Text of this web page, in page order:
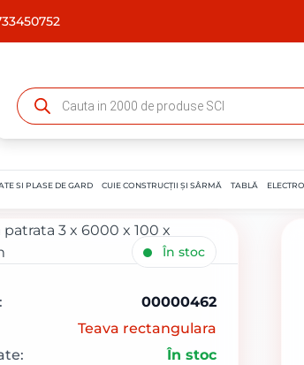
SI PLASE DE GARD CUIE CONSTRUCȚII ȘI SÂRMĂ TABLĂ
În stoc
00000462
Teava rectangulara
În stoc